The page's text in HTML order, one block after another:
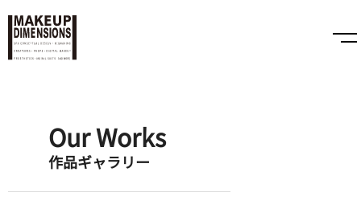
Our Works
作品ギャラリー